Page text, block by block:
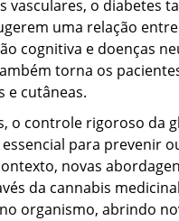
vasculares, o diabetes
uma relação
cognitiva e doenças
torna os
e cutâneas.
o controle rigoroso da
para prevenir
novas
da cannabis
organismo, abrindo